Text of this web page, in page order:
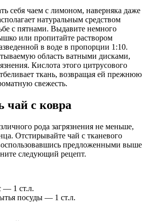
себя чаем с лимоном, наверняка даже
натуральным средством
с пятнами. Выдавите немного
или пропитайте раствором
в воде в пропорции 1:10.
область ватными дисками,
Кислота этого цитрусового
ткань, возвращая ей прежнюю
свежесть.
чай с ковра
рода загрязнения не меньше,
Отстирывайте чай с тканевого
предложенными выше
следующий рецепт.
— 1 ст.л.
посуды — 1 ст.л.